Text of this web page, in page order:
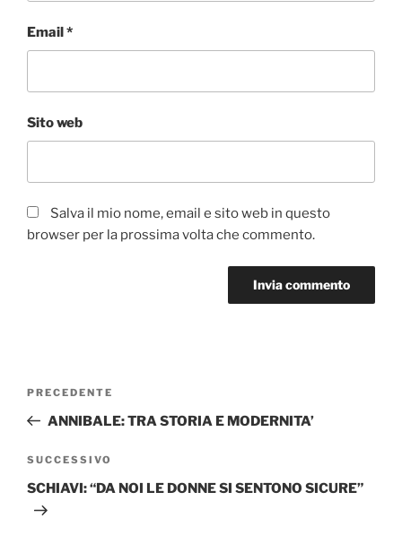
Email*
Sito web
Salva il mio nome, email e sito web in questo
browser per la prossima volta che commento.
Articolo
precedente:
PRECEDENTE
ANNIBALE: TRA STORIA E MODERNITA’
Articolo
successivo
SUCCESSIVO
SCHIAVI: “DA NOI LE DONNE SI SENTONO SICURE”